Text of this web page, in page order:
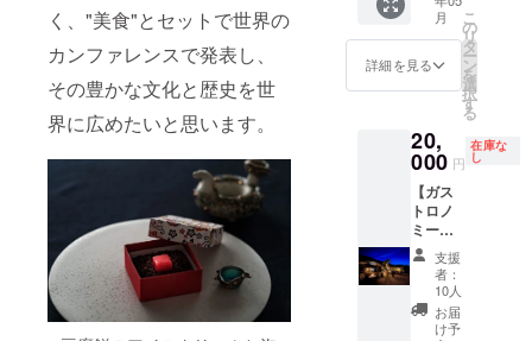
く、"美食"とセットで世界の
カンファレンスで発表し、
その豊かな文化と歴史を世
界に広めたいと思います。
お客様
負担と
す。ご
了承く
※ 「原
材料及
び添加
物等の
食品表
示はお
届け商
品のラ
ベルに
表記さ
れま
いた方
が宮古
島に来
て頂い
調整し
て実施
いたし
ましま
す。 ※
定員は
ござい
ませ
ん。 ※
一開催
の値段
スタグ
ラムの
ストー
リー）
てご支
援いた
だいた
企業様
の社名
や個人
名をご
紹介致
しま
す。 ※
写真は
をこの
度限定
で宮古
島の黒
糖で作
た。 伝
統的な
深いこ
くとカ
ラメル
の香り
をお楽
しみく
ださ
い。 ※
送料は
月
詳細を見る
こ
の
リ
タ
ー
ン
を
選
択
す
る
20,
000 円
在庫な
し
【ガス
トロノ
ミー
ツーリ
ズム：
宮古島
随一の
ビーチ
支援
者：
10人
お届
け予